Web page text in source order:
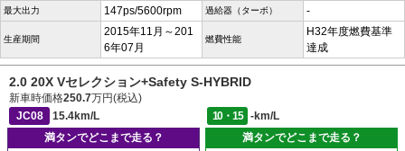
最大出力 147ps/5600rpm 過給器（ターボ） -
生産期間
2015年11月～201
6年07月
燃費性能
H32年度燃費基準
達成
2.0 20X Vセレクション+Safety S-HYBRID
新車時価格250.7万円(税込)
JC08
15.4km/L 10・15
-km/L
満タンでどこまで走る？
満タンでどこまで走る？